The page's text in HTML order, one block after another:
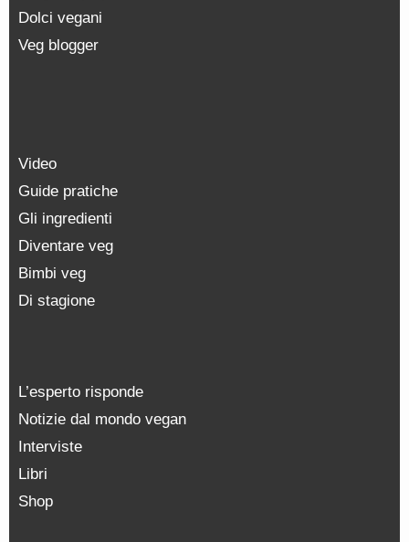
Dolci vegani
Veg blogger
Video
Guide pratiche
Gli ingredienti
Diventare veg
Bimbi veg
Di stagione
L’esperto risponde
Notizie dal mondo vegan
Interviste
Libri
Shop